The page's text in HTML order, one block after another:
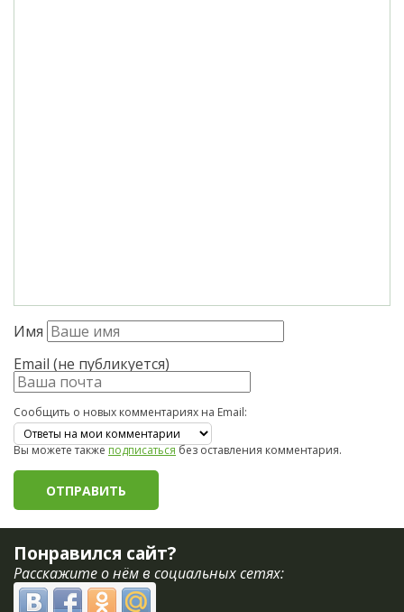
Имя
Email (не публикуется)
Сообщить о новых комментариях на Email:
Вы можете такжеподписатьсябез оставления комментария.
Понравился сайт?
Расскажите о нём в социальных сетях: